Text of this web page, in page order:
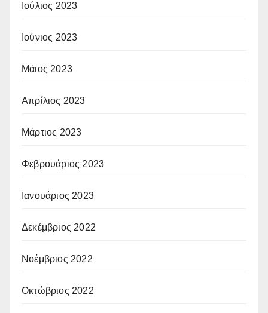
Ιούλιος 2023
Ιούνιος 2023
Μάιος 2023
Απρίλιος 2023
Μάρτιος 2023
Φεβρουάριος 2023
Ιανουάριος 2023
Δεκέμβριος 2022
Νοέμβριος 2022
Οκτώβριος 2022